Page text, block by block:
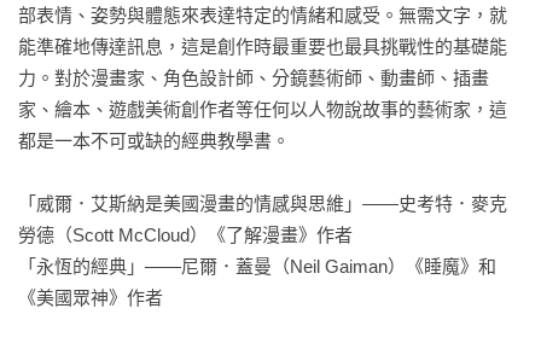
部表情、姿勢與體態來表達特定的情緒和感受。無需文字，就
能準確地傳達訊息，這是創作時最重要也最具挑戰性的基礎能
力。對於漫畫家、角色設計師、分鏡藝術師、動畫師、插畫
家、繪本、遊戲美術創作者等任何以人物說故事的藝術家，這
都是一本不可或缺的經典教學書。
「威爾．艾斯納是美國漫畫的情感與思維」——史考特．麥克
勞德（Scott McCloud）《了解漫畫》作者
「永恆的經典」——尼爾．蓋曼（Neil Gaiman）《睡魔》和
《美國眾神》作者